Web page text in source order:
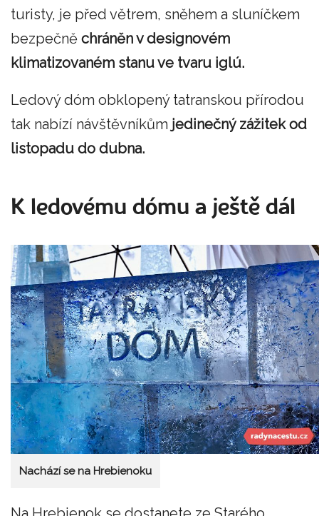
turisty, je před větrem, sněhem a sluníčkem
bezpečně chráněn v designovém
klimatizovaném stanu ve tvaru iglú.
Ledový dóm obklopený tatranskou přírodou
tak nabízí návštěvníkům jedinečný zážitek od
listopadu do dubna.
K ledovému dómu a ještě dál
Nachází se na Hrebienoku